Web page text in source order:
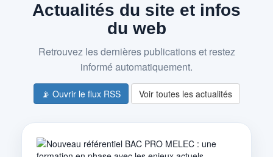
Actualités du site et infos
du web
Retrouvez les dernières publications et restez
informé automatiquement.
📡 Ouvrir le flux RSS Voir toutes les actualités